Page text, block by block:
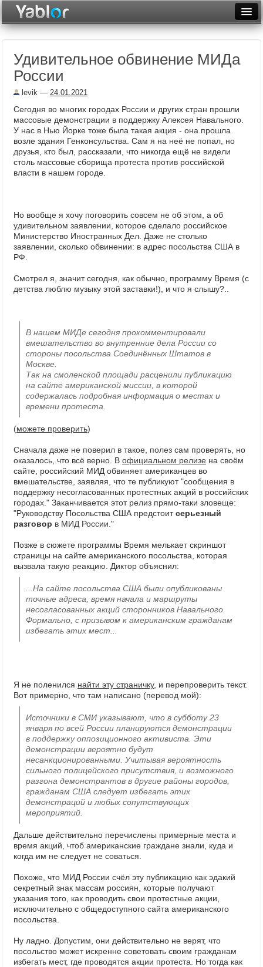
Неделя
Рейтинги
Архив
Фототоп
Удивительное обвинение МИДа
России
levik — 24.01.2021
Сегодня во многих городах России и других стран прошли
массовые демонстрации в поддержку Алексея Навального.
У нас в Нью Йорке тоже была такая акция - она прошла
возле здания Генконсульства. Сам я на неё не попал, но
друзья, кто был, рассказали, что никогда ещё не видели
столь массовые сборища протеста против российской
власти в нашем городе.
Но вообще я хочу поговорить совсем не об этом, а об
удивительном заявлении, которое сделало российское
Министерство Иностранных Дел. Даже не столько
заявлении, сколько обвинении: в адрес посольства США в
РФ.
Смотрел я, значит сегодня, как обычно, программу Время (с
детства люблю музыку этой заставки!), и что я слышу?..
В нашем МИДе сегодня прокомментировали
вмешательство во внутренние дела России со
стороны посольства Соединённых Штатов в
Москве.
Так на смоленской площади расценили публикацию
на сайте американской миссии, в которой
содержалась подробная информация о местах и
времени протеста.
(можете проверить)
Сначала даже не поверил в такое, полез сам проверять, но
оказалось, что всё верно. В официальном релизе на своём
сайте, российский МИД обвиняет американцев во
вмешательстве, заявляя, что те публикуют "сообщения в
поддержку несогласованных протестных акций в российских
городах." Заканчивается этот релиз прямо-таки зловеще:
"Руководству Посольства США предстоитсерьезный
разговор в МИД России."
Позже в сюжете программы Время мелькает скриншот
страницы на сайте американского посольства, которая
вызвала такую реакцию. Диктор объяснил:
...На сайте посольства США были опубликованы
точные адреса, время начала и маршруты
несогласованных акций сторонников Навального.
Формально, с призывом к американским гражданам
избегать этих мест...
Я не поленился найти эту страничку, и перепроверить текст.
Вот примерно, что там написано (перевод мой):
Источники в СМИ указывают, что в субботу 23
января по всей России планируются демонстрации
в поддержку оппозиционного активиста. Эти
демонстрации вероятно будут
несанкционированными. Учитывая вероятность
сильного полицейского присутствия, и возможного
разгона демонстрантов в другие районы городов,
гражданам США следует избегать этих
демонстраций и любых сопутствующих
мероприятий.
Дальше действительно перечислены примерные места и
время акций, чтоб американские граждане знали, куда и
когда им не следует не соваться.
Похоже, что МИД России счёл эту публикацию как эдакий
секретный знак массам россиян, которые получают
указания того, как проводить свои протестные акции,
исключительно с общедоступного сайта американского
посольства.
Ну ладно. Допустим, они действительно не верят, что
посольство может искренне советовать своим гражданам
избегать мест, где проводятся акции протеста. Но тогда как